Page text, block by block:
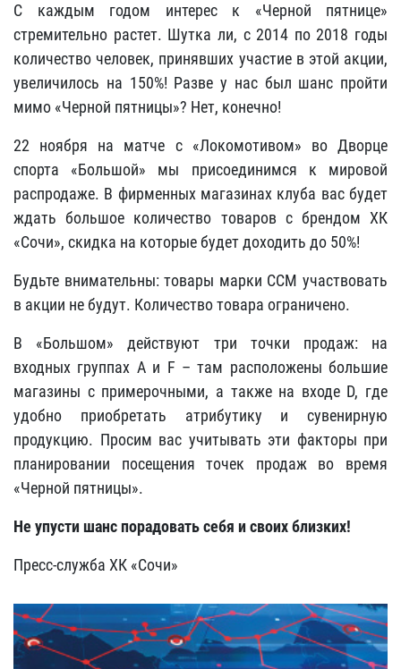
С каждым годом интерес к «Черной пятнице»
стремительно растет. Шутка ли, с 2014 по 2018 годы
количество человек, принявших участие в этой акции,
увеличилось на 150%! Разве у нас был шанс пройти
мимо «Черной пятницы»? Нет, конечно!
22 ноября на матче с «Локомотивом» во Дворце
спорта «Большой» мы присоединимся к мировой
распродаже. В фирменных магазинах клуба вас будет
ждать большое количество товаров с брендом ХК
«Сочи», скидка на которые будет доходить до 50%!
Будьте внимательны: товары марки ССМ участвовать
в акции не будут. Количество товара ограничено.
В «Большом» действуют три точки продаж: на
входных группах A и F – там расположены большие
магазины с примерочными, а также на входе D, где
удобно приобретать атрибутику и сувенирную
продукцию. Просим вас учитывать эти факторы при
планировании посещения точек продаж во время
«Черной пятницы».
Не упусти шанс порадовать себя и своих близких!
Пресс-служба ХК «Сочи»